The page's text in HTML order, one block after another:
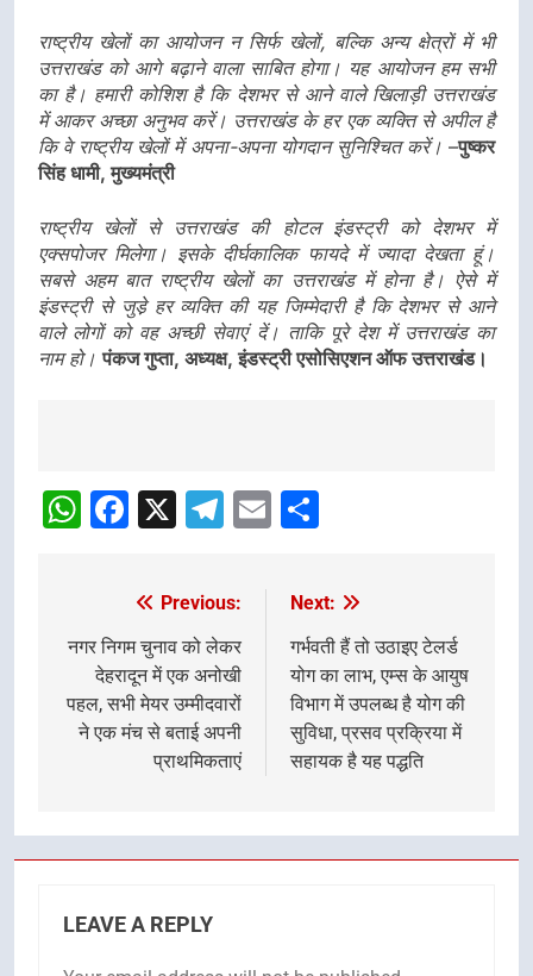
राष्ट्रीय खेलों का आयोजन न सिर्फ खेलों, बल्कि अन्य क्षेत्रों में भी
उत्तराखंड को आगे बढ़ाने वाला साबित होगा। यह आयोजन हम सभी
का है। हमारी कोशिश है कि देशभर से आने वाले खिलाड़ी उत्तराखंड
में आकर अच्छा अनुभव करें। उत्तराखंड के हर एक व्यक्ति से अपील है
कि वे राष्ट्रीय खेलों में अपना-अपना योगदान सुनिश्चित करें। –पुष्कर
सिंह धामी, मुख्यमंत्री
राष्ट्रीय खेलों से उत्तराखंड की होटल इंडस्ट्री को देशभर में
एक्सपोजर मिलेगा। इसके दीर्घकालिक फायदे में ज्यादा देखता हूं।
सबसे अहम बात राष्ट्रीय खेलों का उत्तराखंड में होना है। ऐसे में
इंडस्ट्री से जुडे़ हर व्यक्ति की यह जिम्मेदारी है कि देशभर से आने
वाले लोगों को वह अच्छी सेवाएं दें। ताकि पूरे देश में उत्तराखंड का
नाम हो। पंकज गुप्ता, अध्यक्ष, इंडस्ट्री एसोसिएशन ऑफ उत्तराखंड।
Navigation
WhatsApp
Facebook
X Telegram
Email
navigation
Previous:
नगर निगम चुनाव को लेकर
देहरादून में एक अनोखी
पहल, सभी मेयर उम्मीदवारों
ने एक मंच से बताई अपनी
प्राथमिकताएं
Next:
गर्भवती हैं तो उठाइए टेलर्ड
योग का लाभ, एम्स के आयुष
विभाग में उपलब्ध है योग की
सुविधा, प्रसव प्रक्रिया में
सहायक है यह पद्धति
LEAVE A REPLY